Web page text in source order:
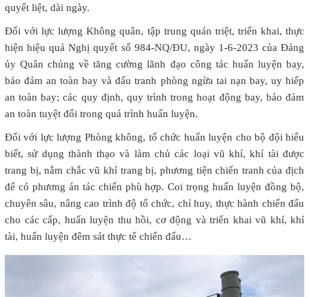
quyết liệt, dài ngày.
Đối với lực lượng Không quân, tập trung quán triệt, triển khai, thực
hiện hiệu quả Nghị quyết số 984-NQ/ĐU, ngày 1-6-2023 của Đảng
ủy Quân chủng về tăng cường lãnh đạo công tác huấn luyện bay,
bảo đảm an toàn bay và đấu tranh phòng ngừa tai nạn bay, uy hiếp
an toàn bay; các quy định, quy trình trong hoạt động bay, bảo đảm
an toàn tuyệt đối trong quá trình huấn luyện.
Đối với lực lượng Phòng không, tổ chức huấn luyện cho bộ đội hiểu
biết, sử dụng thành thạo và làm chủ các loại vũ khí, khí tài được
trang bị, nắm chắc vũ khí trang bị, phương tiện chiến tranh của địch
để có phương án tác chiến phù hợp. Coi trọng huấn luyện đồng bộ,
chuyên sâu, nâng cao trình độ tổ chức, chỉ huy, thực hành chiến đấu
cho các cấp, huấn luyện thu hồi, cơ động và triển khai vũ khí, khí
tài, huấn luyện đêm sát thực tế chiến đấu…